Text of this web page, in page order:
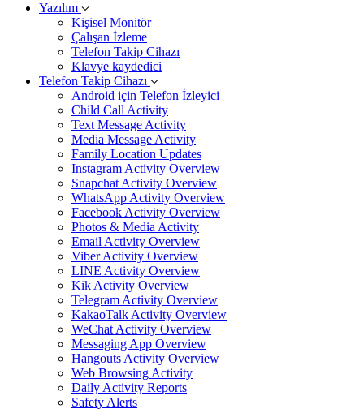
Yazılım
Kişisel Monitör
Çalışan İzleme
Telefon Takip Cihazı
Klavye kaydedici
Telefon Takip Cihazı
Android için Telefon İzleyici
Child Call Activity
Text Message Activity
Media Message Activity
Family Location Updates
Instagram Activity Overview
Snapchat Activity Overview
WhatsApp Activity Overview
Facebook Activity Overview
Photos & Media Activity
Email Activity Overview
Viber Activity Overview
LINE Activity Overview
Kik Activity Overview
Telegram Activity Overview
KakaoTalk Activity Overview
WeChat Activity Overview
Messaging App Overview
Hangouts Activity Overview
Web Browsing Activity
Daily Activity Reports
Safety Alerts